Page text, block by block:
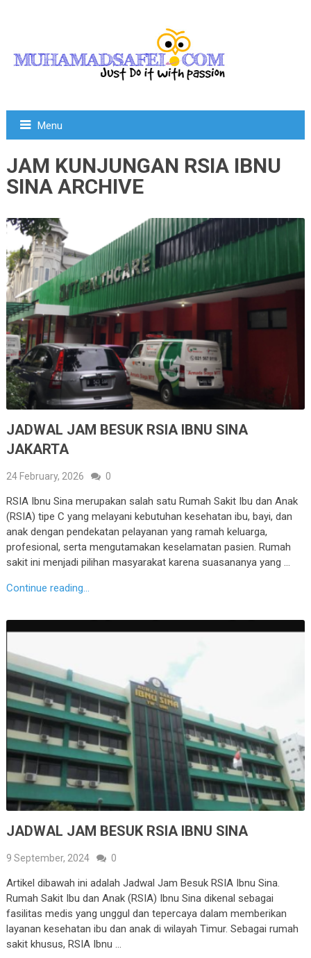
Menu
JAM KUNJUNGAN RSIA IBNU
SINA ARCHIVE
JADWAL JAM BESUK RSIA IBNU SINA
JAKARTA
24 February, 2026 0
RSIA Ibnu Sina merupakan salah satu Rumah Sakit Ibu dan Anak
(RSIA) tipe C yang melayani kebutuhan kesehatan ibu, bayi, dan
anak dengan pendekatan pelayanan yang ramah keluarga,
profesional, serta mengutamakan keselamatan pasien. Rumah
sakit ini menjadi pilihan masyarakat karena suasananya yang …
Continue reading...
JADWAL JAM BESUK RSIA IBNU SINA
9 September, 2024 0
Artikel dibawah ini adalah Jadwal Jam Besuk RSIA Ibnu Sina.
Rumah Sakit Ibu dan Anak (RSIA) Ibnu Sina dikenal sebagai
fasilitas medis yang unggul dan tepercaya dalam memberikan
layanan kesehatan ibu dan anak di wilayah Timur. Sebagai rumah
sakit khusus, RSIA Ibnu …